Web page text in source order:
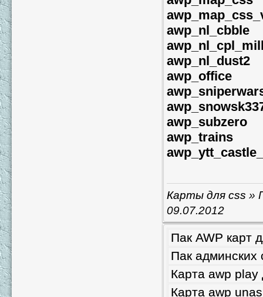
awp_nl_cbble
awp_nl_dust2
awp_office
awp_subzero
awp_trains
Карты для css »
09.07.2012
Пак AWP карт
Пак админских
Карта awp
Карта awp